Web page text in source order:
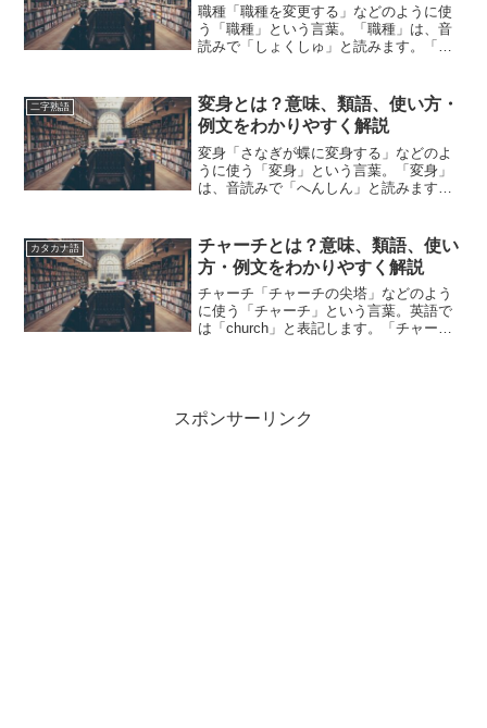
職種「職種を変更する」などのように使
う「職種」という言葉。「職種」は、音
読みで「しょくしゅ」と読みます。「職
い方について、小説などの用例を紹介し
て、わかりやすく解説して...
二字熟語
変身とは？意味、類語、使い方・
例文をわかりやすく解説
変身「さなぎが蝶に変身する」などのよ
うに使う「変身」という言葉。「変身」
は、音読みで「へんしん」と読みます。
や使い方や類語について、小説などの用
例を紹介して、わかりやす...
カタカナ語
チャーチとは？意味、類語、使い
方・例文をわかりやすく解説
チャーチ「チャーチの尖塔」などのよう
に使う「チャーチ」という言葉。英語で
は「church」と表記します。「チャー
スポンサーリンク